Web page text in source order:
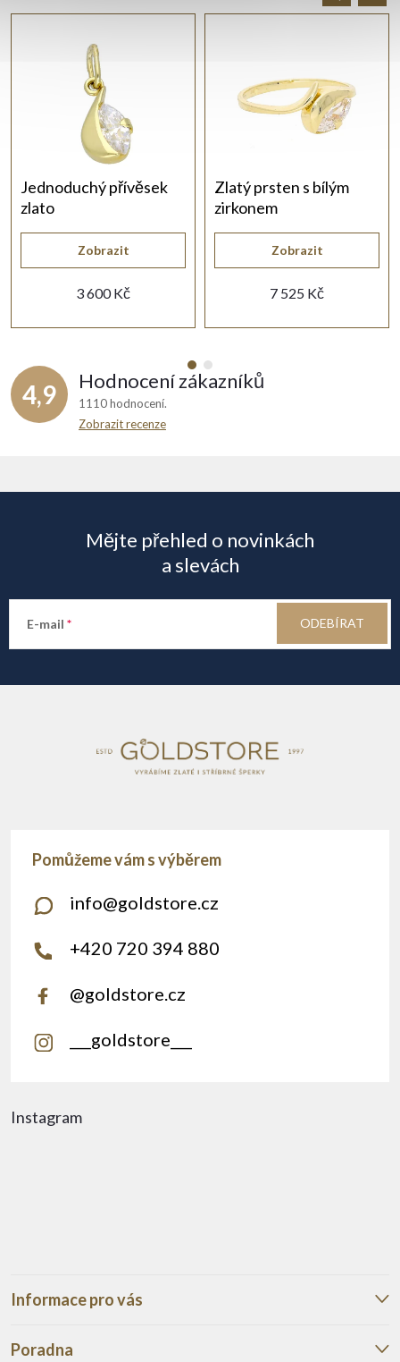
Jednoduchý přívěsek
zlato
3 600 Kč
Zobrazit
Zlatý prsten s bílým
zirkonem
7 525 Kč
Zobrazit
4,9 Hodnocení zákazníků
1110 hodnocení
Zobrazit recenze
a
t
Mějte přehled o novinkách
a slevách
E-mail ODEBÍRAT
Instagram
Informace pro vás
Poradna
info@goldstore.cz
+420 720 394 880
@goldstore.cz
___goldstore___